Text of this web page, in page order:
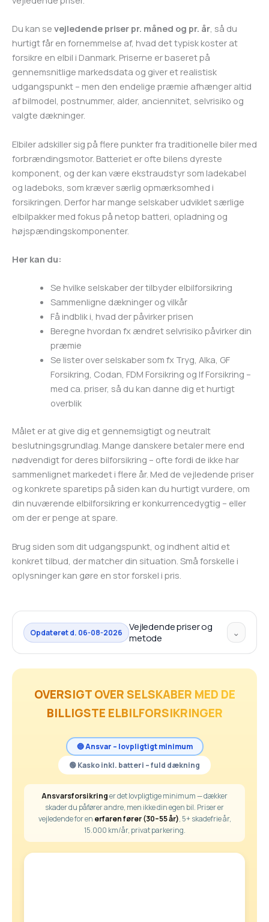
Du kan se vejledende priser pr. måned og pr. år, så du
hurtigt får en fornemmelse af, hvad det typisk koster at
forsikre en elbil i Danmark. Priserne er baseret på
gennemsnitlige markedsdata og giver et realistisk
udgangspunkt – men den endelige præmie afhænger altid
af bilmodel, postnummer, alder, anciennitet, selvrisiko og
valgte dækninger.
Elbiler adskiller sig på flere punkter fra traditionelle biler med
forbrændingsmotor. Batteriet er ofte bilens dyreste
komponent, og der kan være ekstraudstyr som ladekabel
og ladeboks, som kræver særlig opmærksomhed i
forsikringen. Derfor har mange selskaber udviklet særlige
elbilpakker med fokus på netop batteri, opladning og
højspændingskomponenter.
Her kan du:
Se hvilke selskaber der tilbyder elbilforsikring
Sammenligne dækninger og vilkår
Få indblik i, hvad der påvirker prisen
Beregne hvordan fx ændret selvrisiko påvirker din
præmie
Se lister over selskaber som fx Tryg, Alka, GF
Forsikring, Codan, FDM Forsikring og If Forsikring –
med ca. priser, så du kan danne dig et hurtigt
overblik
Målet er at give dig et gennemsigtigt og neutralt
beslutningsgrundlag. Mange danskere betaler mere end
nødvendigt for deres bilforsikring – ofte fordi de ikke har
sammenlignet markedet i flere år. Med de vejledende priser
og konkrete sparetips på siden kan du hurtigt vurdere, om
din nuværende elbilforsikring er konkurrencedygtig – eller
om der er penge at spare.
Brug siden som dit udgangspunkt, og indhent altid et
konkret tilbud, der matcher din situation. Små forskelle i
oplysninger kan gøre en stor forskel i pris.
Opdateret d. 06-08-2026
Vejledende priser og
metode
⌄
OVERSIGT OVER SELSKABER MED DE
BILLIGSTE ELBILFORSIKRINGER
🔵 Ansvar – lovpligtigt minimum
🟢 Kasko inkl. batteri – fuld dækning
Ansvarsforsikringer det lovpligtige minimum — dækker
skader du påfører andre, men ikke din egen bil. Priser er
vejledende for en erfaren fører (30–55 år), 5+ skadefrie år,
15.000 km/år, privat parkering.